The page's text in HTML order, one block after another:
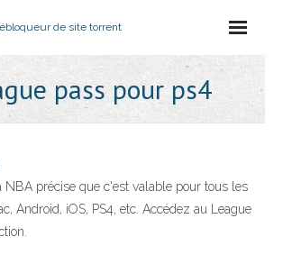
de site torrent
pass pour ps4
NBA précise que c'est valable pour tous les
Android, iOS, PS4, etc. Accédez au League